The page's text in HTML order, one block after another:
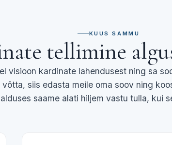
KUUS SAMMU
tellimine
visioon kardinate lahendusest ning sa
siis edasta meile oma soov ning
saame alati hiljem vastu tulla, kui